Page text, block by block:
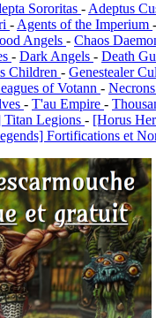
Sororitas -Adeptus
-Agents of the Imperium -
Angels - Chaos
- Dark Angels - Death
Children - Genestealer
of Votann - Necrons
- T'au Empire -
Titan Legions - [Horus
Fortifications et